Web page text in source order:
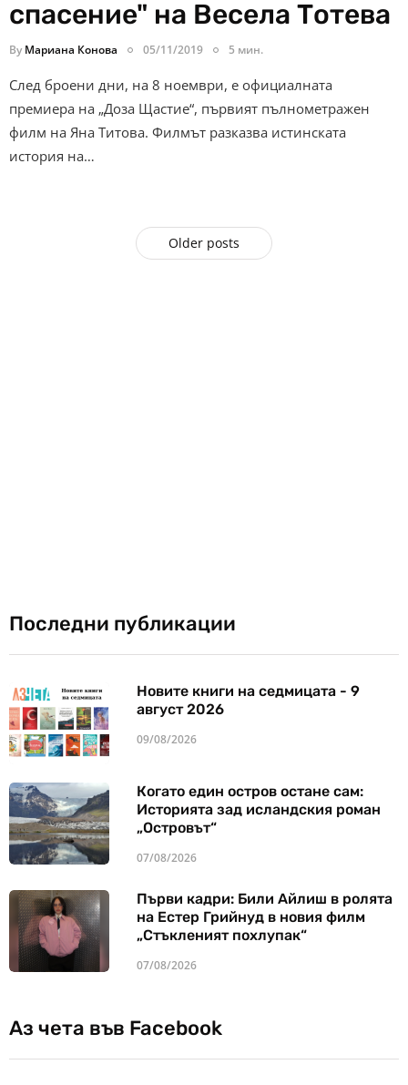
спасение" на Весела Тотева
By Мариана Конова 05/11/2019 5 мин.
След броени дни, на 8 ноември, е официалната
премиера на „Доза Щастие“, първият пълнометражен
филм на Яна Титова. Филмът разказва истинската
история на…
Older posts
Последни публикации
Новите книги на седмицата - 9
август 2026
09/08/2026
Когато един остров остане сам:
Историята зад исландския роман
„Островът“
07/08/2026
Първи кадри: Били Айлиш в ролята
на Естер Грийнуд в новия филм
„Стъкленият похлупак“
07/08/2026
Аз чета във Facebook